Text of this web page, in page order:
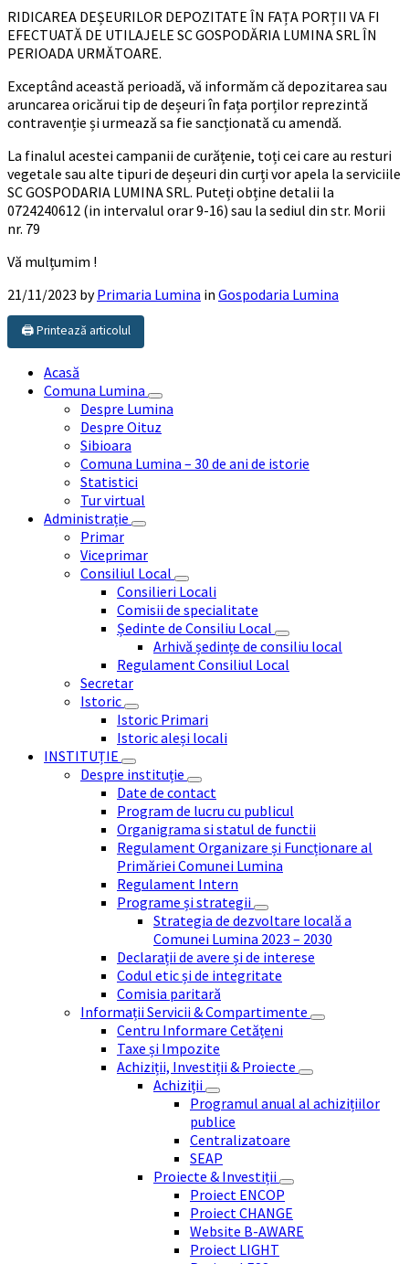
RIDICAREA DEȘEURILOR DEPOZITATE ÎN FAȚA PORȚII VA FI
EFECTUATĂ DE UTILAJELE SC GOSPODĂRIA LUMINA SRL ÎN
PERIOADA URMĂTOARE.
Exceptând această perioadă, vă informăm că depozitarea sau
aruncarea oricărui tip de deșeuri în fața porților reprezintă
contravenție și urmează sa fie sancționată cu amendă.
La finalul acestei campanii de curățenie, toți cei care au resturi
vegetale sau alte tipuri de deșeuri din curți vor apela la serviciile
SC GOSPODARIA LUMINA SRL. Puteți obține detalii la
0724240612 (in intervalul orar 9-16) sau la sediul din str. Morii
nr. 79
Vă mulțumim !
21/11/2023 byPrimaria Lumina in Gospodaria Lumina
🖨️ Printează articolul
Acasă
Comuna Lumina
Despre Lumina
Despre Oituz
Sibioara
Comuna Lumina – 30 de ani de istorie
Statistici
Tur virtual
Administrație
Primar
Viceprimar
Consiliul Local
Consilieri Locali
Comisii de specialitate
Ședinte de Consiliu Local
Arhivă ședințe de consiliu local
Regulament Consiliul Local
Secretar
Istoric
Istoric Primari
Istoric aleși locali
INSTITUȚIE
Despre instituție
Date de contact
Program de lucru cu publicul
Organigrama si statul de functii
Regulament Organizare și Funcționare al
Primăriei Comunei Lumina
Regulament Intern
Programe și strategii
Strategia de dezvoltare locală a
Comunei Lumina 2023 – 2030
Declarații de avere și de interese
Codul etic și de integritate
Comisia paritară
Informații Servicii & Compartimente
Centru Informare Cetățeni
Taxe și Impozite
Achiziții, Investiții & Proiecte
Achiziții
Programul anual al achizițiilor
publice
Centralizatoare
SEAP
Proiecte & Investiții
Proiect ENCOP
Proiect CHANGE
Website B-AWARE
Proiect LIGHT